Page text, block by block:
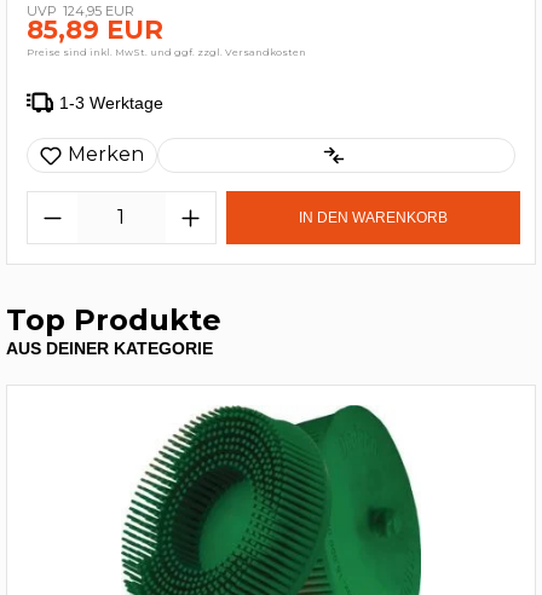
124,95 EUR
85,89 EUR
Preise sind inkl. MwSt. und ggf. zzgl. Versandkosten
1-3 Werktage
Merken
IN DEN WARENKORB
Top Produkte
AUS DEINER KATEGORIE